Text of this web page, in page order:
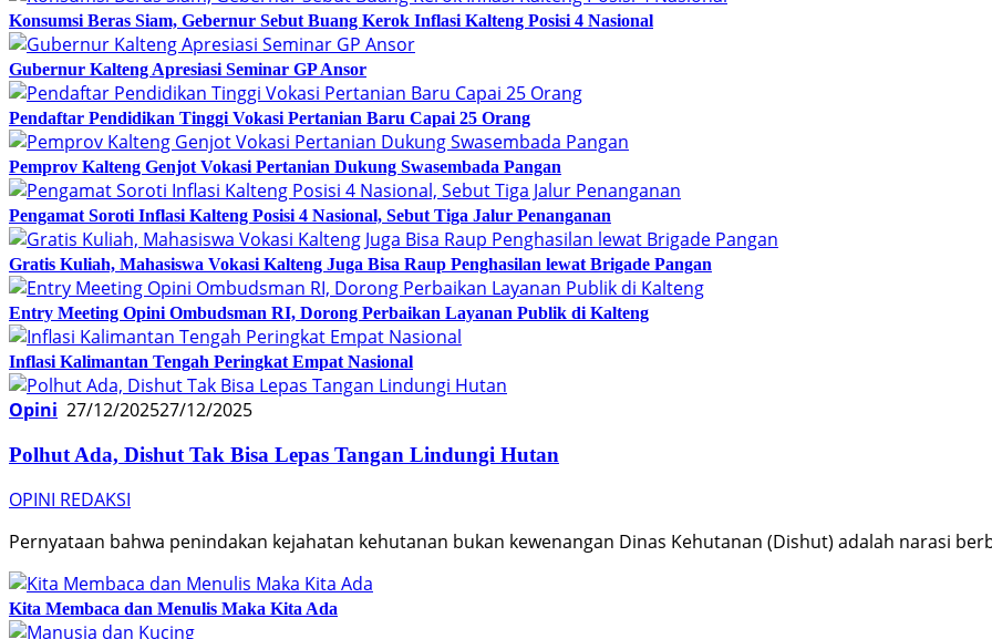
Konsumsi Beras Siam, Gebernur Sebut Buang Kerok Inflasi Kalteng Posisi 4 Nasional
Gubernur Kalteng Apresiasi Seminar GP Ansor
Pendaftar Pendidikan Tinggi Vokasi Pertanian Baru Capai 25 Orang
Pemprov Kalteng Genjot Vokasi Pertanian Dukung Swasembada Pangan
Pengamat Soroti Inflasi Kalteng Posisi 4 Nasional, Sebut Tiga Jalur Penanganan
Gratis Kuliah, Mahasiswa Vokasi Kalteng Juga Bisa Raup Penghasilan lewat Brigade Pangan
Entry Meeting Opini Ombudsman RI, Dorong Perbaikan Layanan Publik di Kalteng
Inflasi Kalimantan Tengah Peringkat Empat Nasional
Opini 27/12/202527/12/2025
Polhut Ada, Dishut Tak Bisa Lepas Tangan Lindungi Hutan
OPINI REDAKSI
Pernyataan bahwa penindakan kejahatan kehutanan bukan kewenangan Dinas Kehutanan (Dishut) adalah narasi
Kita Membaca dan Menulis Maka Kita Ada